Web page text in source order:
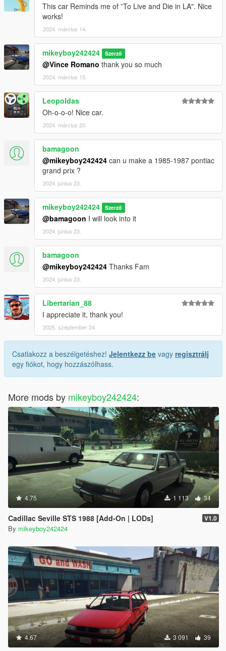
This car Reminds me of ”To Live and Die in LA". Nice
works!
2024. március 14.
mikeyboy242424 Szerző
@Vince Romano thank you so much
2024. március 15.
Leopoldas
Oh-o-o-o! Nice car.
2024. március 20.
bamagoon
@mikeyboy242424 can u make a 1985-1987 pontiac
grand prix ?
2024. június 23.
mikeyboy242424 Szerző
@bamagoon I will look into it
2024. június 23.
bamagoon
@mikeyboy242424 Thanks Fam
2024. június 23.
Libertarian_88
I appreciate it, thank you!
2025. szeptember 24.
Csatlakozz a beszélgetéshez! Jelentkezz be vagy regisztrálj
egy fiókot, hogy hozzászólhass.
More mods by mikeyboy242424:
4.75 1 113 34
Cadillac Seville STS 1988 [Add-On | LODs] V1.0
By mikeyboy242424
4.67 3 091 39